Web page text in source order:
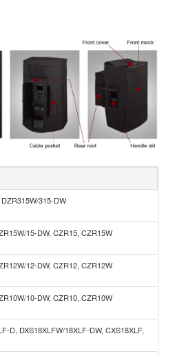
315-DW
15-DW, CZR15, CZR15W
12-DW, CZR12, CZR12W
10-DW, CZR10, CZR10W
D, DXS18XLFW/18XLF-DW, CXS18XLF,